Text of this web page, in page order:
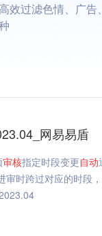
效过滤色情、广告
网易易盾
审核指定时段变更自动
审时跨过对应的时段